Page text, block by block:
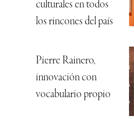
culturales en todos
los rincones del país
Pierre Rainero,
innovación con
vocabulario propio